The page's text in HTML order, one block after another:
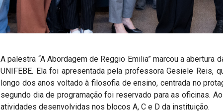
A palestra “A Abordagem de Reggio Emilia” marcou a
UNIFEBE. Ela foi apresentada pela professora Gesiele Reis,
longo dos anos voltado à filosofia de ensino, centrada no
segundo dia de programação foi reservado para as oficinas.
atividades desenvolvidas nos blocos A, C e D da instituição.